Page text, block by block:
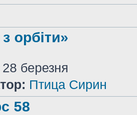
орбіти»
березня
Птица Сирин
58